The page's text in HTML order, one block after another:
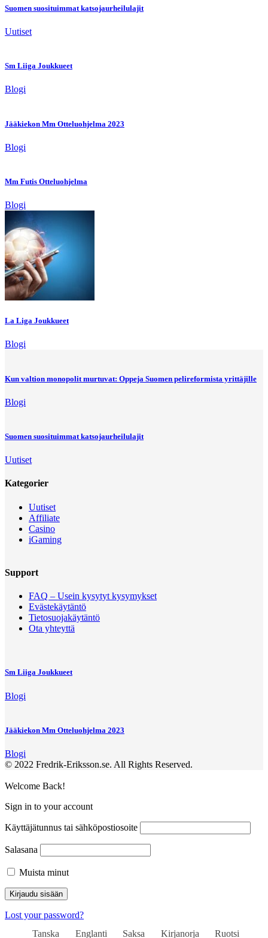
Suomen suosituimmat katsojaurheilulajit
Uutiset
Sm Liiga Joukkueet
Blogi
Jääkiekon Mm Otteluohjelma 2023
Blogi
Mm Futis Otteluohjelma
Blogi
La Liga Joukkueet
Blogi
Kun valtion monopolit murtuvat: Oppeja Suomen pelireformista yrittäjille
Blogi
Suomen suosituimmat katsojaurheilulajit
Uutiset
Kategorier
Uutiset
Affiliate
Casino
iGaming
Support
FAQ – Usein kysytyt kysymykset
Evästekäytäntö
Tietosuojakäytäntö
Ota yhteyttä
Sm Liiga Joukkueet
Blogi
Jääkiekon Mm Otteluohjelma 2023
Blogi
© 2022 Fredrik-Eriksson.se. All Rights Reserved.
Welcome Back!
Sign in to your account
Käyttäjätunnus tai sähköpostiosoite
Salasana
Muista minut
Lost your password?
Tanska
Englanti Saksa Kirjanorja Ruotsi